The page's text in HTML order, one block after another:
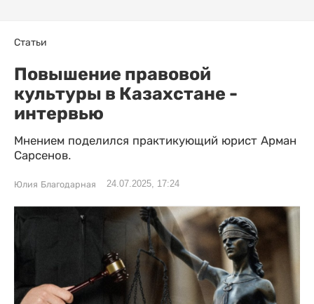
Статьи
Повышение правовой
культуры в Казахстане -
интервью
Мнением поделился практикующий юрист Арман
Сарсенов.
Юлия Благодарная 24.07.2025, 17:24